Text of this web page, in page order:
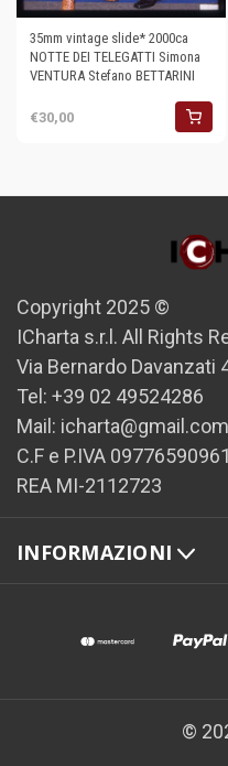
35mm vintage slide* 2000ca
NOTTE DEI TELEGATTI Simona
VENTURA Stefano BETTARINI
€30,00
Copyright 2025 ©
ICharta s.r.l. All Rights
Via Bernardo Davanzati
Tel: +39 02 49524286
Mail: icharta@gmail.com
C.F e P.IVA 09776590961
REA MI-2112723
INFORMAZIONI
©